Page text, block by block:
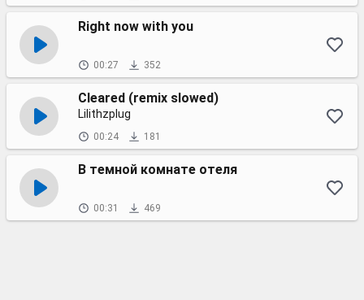
Right now with you
00:27 352
Cleared (remix slowed)
Lilithzplug
00:24 181
В темной комнате отеля
00:31 469